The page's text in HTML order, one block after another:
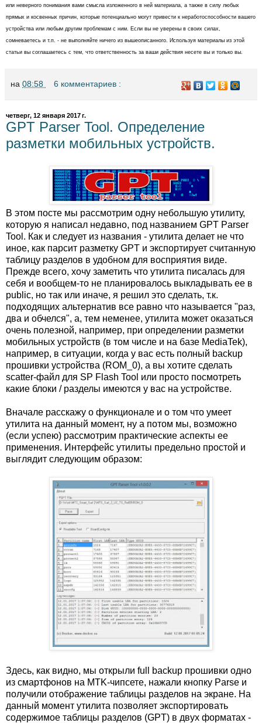
или неверного понимания вами смысла изложенного в ней материала, а также в силу любых
прямых и косвенных причин, которые потенциально могут привести к неработоспособности вашего
устройства или любым другим проблемам с ним. Если вы не уверены в своих силах,
сомневаетесь и т.п. - не выполняйте ничего из вышеописанного. Используя материалы из этой
статьи вы соглашаетесь с тем, что ответственность за ваши действия несете вы и только вы.
на 08:58 6 комментариев :
четверг, 12 января 2017 г.
GPT Parser Tool. Определение
разметки мобильных устройств.
В этом посте мы рассмотрим одну небольшую утилиту,
которую я написал недавно, под названием GPT Parser
Tool. Как и следует из названия - утилита делает не что
иное, как парсит разметку GPT и экспортирует считанную
таблицу разделов в удобном для восприятия виде.
Прежде всего, хочу заметить что утилита писалась для
себя и вообщем-то не планировалось выкладывать ее в
public, но так или иначе, я решил это сделать, т.к.
подходящих альтернатив все равно что называется "раз,
два и обчелся", а, тем неменее, утилита может оказаться
очень полезной, например, при определении разметки
мобильных устройств (в том числе и на базе MediaTek),
например, в ситуации, когда у вас есть полный backup
прошивки устройства (ROM_0), а вы хотите сделать
scatter-файл для SP Flash Tool или просто посмотреть
какие блоки / разделы имеются у вас на устройстве.
Вначале расскажу о функционале и о том что умеет
утилита на данный момент, ну а потом мы, возможно
(если успею) рассмотрим практические аспекты ее
применения. Интерфейс утилиты предельно простой и
выглядит следующим образом:
Здесь, как видно, мы открыли full backup прошивки одно
из смартфонов на MTK-чипсете, нажали кнопку Parse и
получили отображение таблицы разделов на экране. На
данный момент утилита позволяет экспортировать
содержимое таблицы разделов (GPT) в двух форматах -